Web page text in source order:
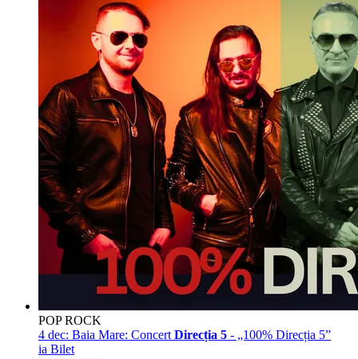
POP ROCK
4 dec: Baia Mare: Concert Direcția 5 - „100% Direcția 5”
ia Bilet